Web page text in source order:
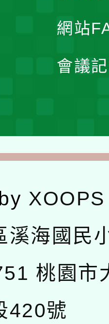
網站
會議
XOOPS
溪海國民
桃園市
420號